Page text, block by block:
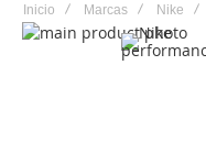
Inicio Marcas Nike